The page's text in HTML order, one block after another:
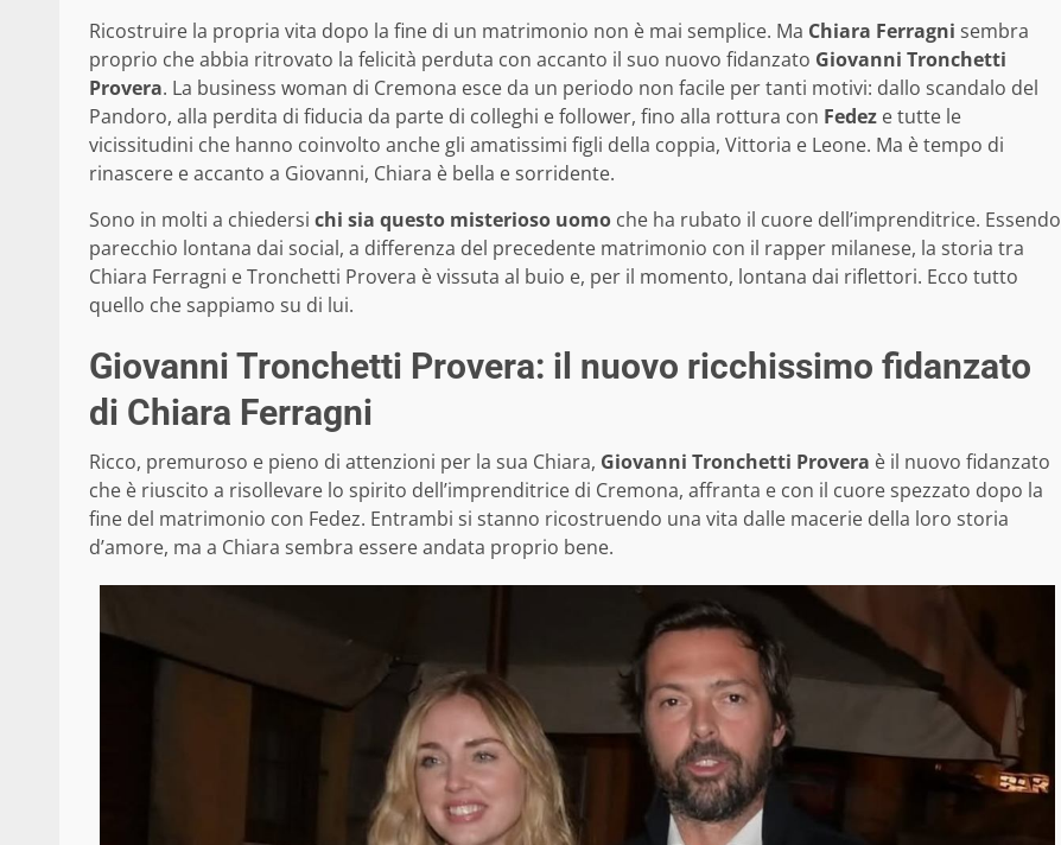
Ricostruire la propria vita dopo la fine di un matrimonio non è mai semplice. Ma Chiara Ferragni sembra
proprio che abbia ritrovato la felicità perduta con accanto il suo nuovo fidanzato Giovanni Tronchetti
Provera. La business woman di Cremona esce da un periodo non facile per tanti motivi: dallo scandalo del
Pandoro, alla perdita di fiducia da parte di colleghi e follower, fino alla rottura con Fedez e tutte le
vicissitudini che hanno coinvolto anche gli amatissimi figli della coppia, Vittoria e Leone. Ma è tempo di
rinascere e accanto a Giovanni, Chiara è bella e sorridente.
Sono in molti a chiedersi chi sia questo misterioso uomo che ha rubato il cuore dell’imprenditrice. Essendo
parecchio lontana dai social, a differenza del precedente matrimonio con il rapper milanese, la storia tra
Chiara Ferragni e Tronchetti Provera è vissuta al buio e, per il momento, lontana dai riflettori. Ecco tutto
quello che sappiamo su di lui.
Giovanni Tronchetti Provera: il nuovo ricchissimo fidanzato
di Chiara Ferragni
Ricco, premuroso e pieno di attenzioni per la sua Chiara, Giovanni Tronchetti Provera è il nuovo fidanzato
che è riuscito a risollevare lo spirito dell’imprenditrice di Cremona, affranta e con il cuore spezzato dopo la
fine del matrimonio con Fedez. Entrambi si stanno ricostruendo una vita dalle macerie della loro storia
d’amore, ma a Chiara sembra essere andata proprio bene.